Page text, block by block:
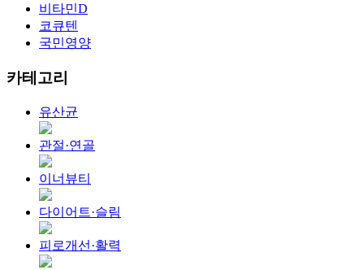
비타민D
코큐텐
국민영양
카테고리
유산균
관절·연골
이너뷰티
다이어트·슬림
피로개선·활력